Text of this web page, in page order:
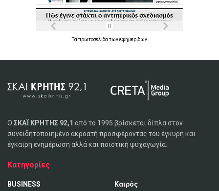
Τα πρωτοσέλιδα τωνεφημερίδων
Ο ΣΚΑΪ ΚΡΗΤΗΣ 92,1 από το 1995 βρίσκεται δίπλα στον
συνειδητοποιημένο ακροατή προσφέροντας του έγκυρη και
έγκαιρη ενημέρωση αλλά και ποιοτική ψυχαγωγία.
Κατηγορίες
BUSINESS
Καιρός